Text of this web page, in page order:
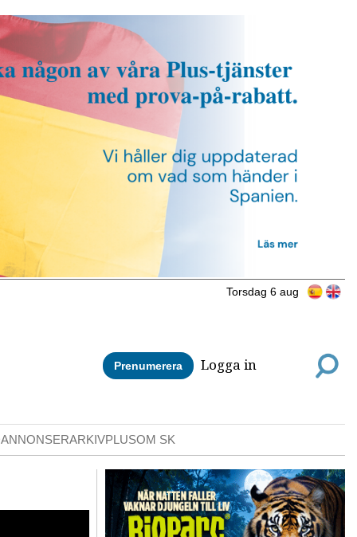
Torsdag 6 aug
Prenumerera Logga in
ARKIVPLUSOM SK